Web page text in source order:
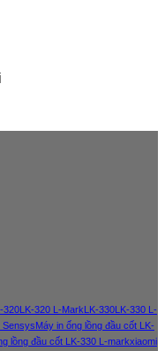
320 LK-320 L-Mark LK-330 LK-330 L-
SensysMáy in ống lồng đầu cốt LK-
lồng đầu cốt LK-330 L-markxiaomi